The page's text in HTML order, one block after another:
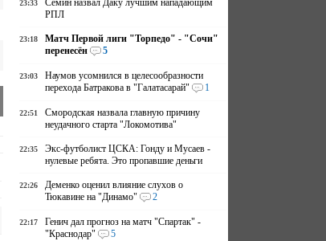
23:33
Семин назвал Даку лучшим нападающим
РПЛ
23:18
Матч Первой лиги "Торпедо" - "Сочи"
перенесён
5
23:03
Наумов усомнился в целесообразности
перехода Батракова в "Галатасарай"
1
22:51
Смородская назвала главную причину
неудачного старта "Локомотива"
22:35
Экс-футболист ЦСКА: Гонду и Мусаев -
нулевые ребята. Это пропавшие деньги
22:26
Деменко оценил влияние слухов о
Тюкавине на "Динамо"
2
22:17
Генич дал прогноз на матч "Спартак" -
"Краснодар"
5